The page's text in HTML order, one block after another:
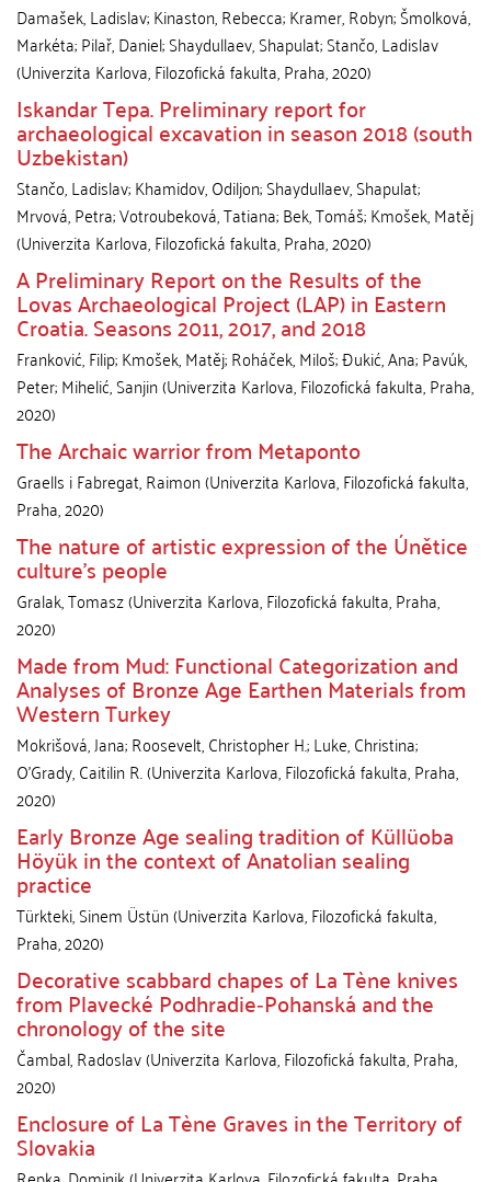
Damašek, Ladislav;Kinaston, Rebecca;Kramer, Robyn;Šmolková,
Markéta;Pilař, Daniel;Shaydullaev, Shapulat;Stančo, Ladislav
(Univerzita Karlova, Filozofická fakulta,Praha,2020)
Iskandar Tepa. Preliminary report for
archaeological excavation in season 2018 (south
Uzbekistan)
Stančo, Ladislav;Khamidov, Odiljon;Shaydullaev, Shapulat;
Mrvová, Petra;Votroubeková, Tatiana;Bek, Tomáš;Kmošek, Matěj
(Univerzita Karlova, Filozofická fakulta,Praha,2020)
A Preliminary Report on the Results of the
Lovas Archaeological Project (LAP) in Eastern
Croatia. Seasons 2011, 2017, and 2018
Franković, Filip;Kmošek, Matěj;Roháček, Miloš;Đukić, Ana;Pavúk,
Peter;Mihelić, Sanjin(Univerzita Karlova, Filozofická fakulta,Praha,
2020)
The Archaic warrior from Metaponto
Graells i Fabregat, Raimon(Univerzita Karlova, Filozofická fakulta,
Praha,2020)
The nature of artistic expression of the Únětice
culture’s people
Gralak, Tomasz(Univerzita Karlova, Filozofická fakulta,Praha,
2020)
Made from Mud: Functional Categorization and
Analyses of Bronze Age Earthen Materials from
Western Turkey
Mokrišová, Jana;Roosevelt, Christopher H.;Luke, Christina;
O’Grady, Caitilin R.(Univerzita Karlova, Filozofická fakulta,Praha,
2020)
Early Bronze Age sealing tradition of Küllüoba
Höyük in the context of Anatolian sealing
practice
Türkteki, Sinem Üstün(Univerzita Karlova, Filozofická fakulta,
Praha,2020)
Decorative scabbard chapes of La Tène knives
from Plavecké Podhradie‑Pohanská and the
chronology of the site
Čambal, Radoslav(Univerzita Karlova, Filozofická fakulta,Praha,
2020)
Enclosure of La Tène Graves in the Territory of
Slovakia